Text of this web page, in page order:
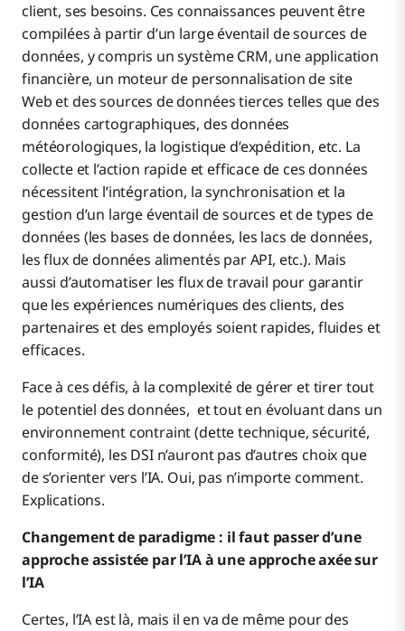
client, ses besoins. Ces connaissances peuvent être
compilées à partir d’un large éventail de sources de
données, y compris un système CRM, une application
financière, un moteur de personnalisation de site
Web et des sources de données tierces telles que des
données cartographiques, des données
météorologiques, la logistique d’expédition, etc. La
collecte et l’action rapide et efficace de ces données
nécessitent l’intégration, la synchronisation et la
gestion d’un large éventail de sources et de types de
données (les bases de données, les lacs de données,
les flux de données alimentés par API, etc.). Mais
aussi d’automatiser les flux de travail pour garantir
que les expériences numériques des clients, des
partenaires et des employés soient rapides, fluides et
efficaces.
Face à ces défis, à la complexité de gérer et tirer tout
le potentiel des données, et tout en évoluant dans un
environnement contraint (dette technique, sécurité,
conformité), les DSI n’auront pas d’autres choix que
de s’orienter vers l’IA. Oui, pas n’importe comment.
Explications.
Changement de paradigme : il faut passer d’une
approche assistée par l’IA à une approche axée sur
l’IA
Certes, l’IA est là, mais il en va de même pour des